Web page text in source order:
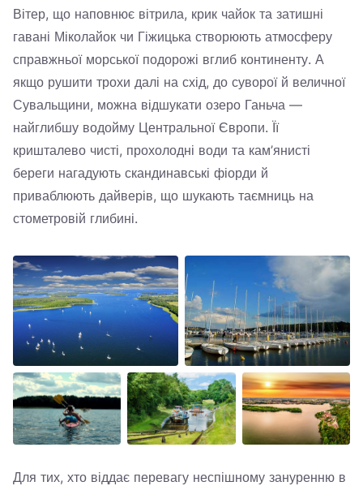
Вітер, що наповнює вітрила, крик чайок та затишні
гавані Міколайок чи Гіжицька створюють атмосферу
справжньої морської подорожі вглиб континенту. А
якщо рушити трохи далі на схід, до суворої й величної
Сувальщини, можна відшукати озеро Ганьча —
найглибшу водойму Центральної Європи. Її
кришталево чисті, прохолодні води та кам’янисті
береги нагадують скандинавські фіорди й
приваблюють дайверів, що шукають таємниць на
стометровій глибині.
Для тих, хто віддає перевагу неспішному зануренню в